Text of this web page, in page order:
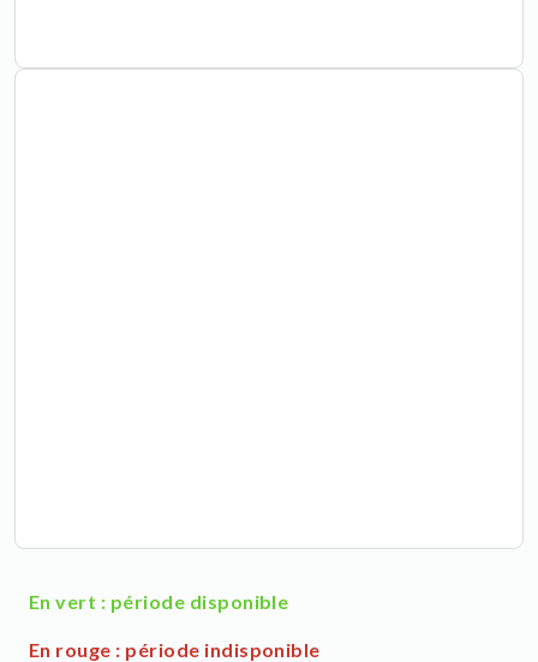
En vert : période disponible
En rouge : période indisponible